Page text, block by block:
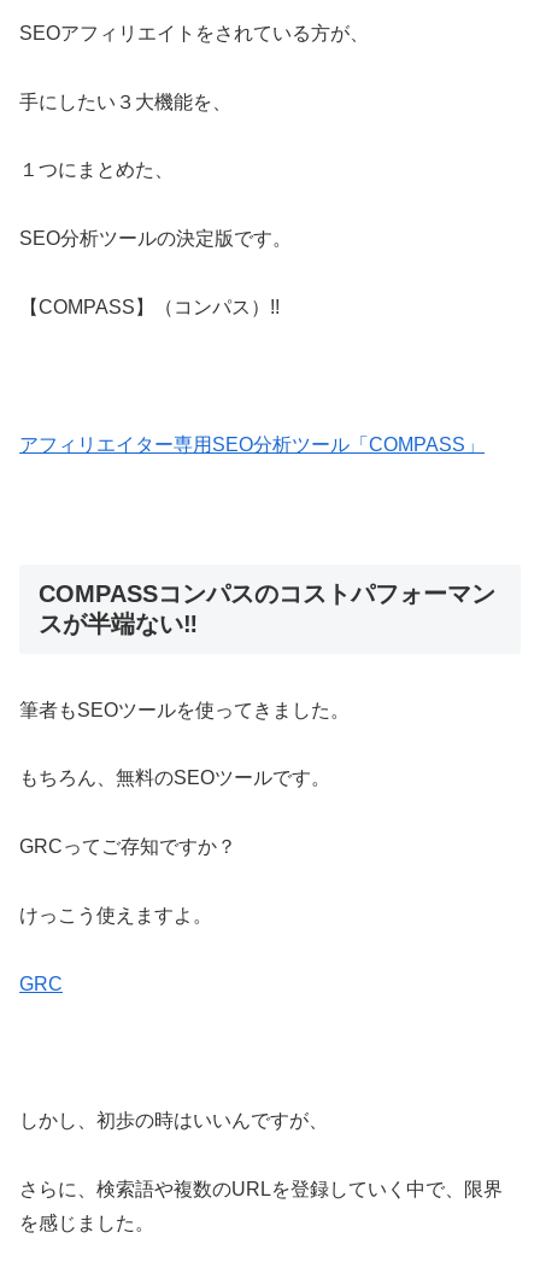
SEOアフィリエイトをされている方が、
手にしたい３大機能を、
１つにまとめた、
SEO分析ツールの決定版です。
【COMPASS】（コンパス）!!
アフィリエイター専用SEO分析ツール「COMPASS」
COMPASSコンパスのコストパフォーマン
スが半端ない‼
筆者もSEOツールを使ってきました。
もちろん、無料のSEOツールです。
GRCってご存知ですか？
けっこう使えますよ。
GRC
しかし、初歩の時はいいんですが、
さらに、検索語や複数のURLを登録していく中で、限界
を感じました。